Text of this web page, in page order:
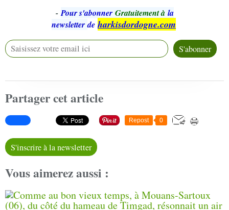
- Pour s'abonner Gratuitement à la
newsletter de harkisdordogne.com
Partager cet article
Repost 0
S'inscrire à la newsletter
Vous aimerez aussi :